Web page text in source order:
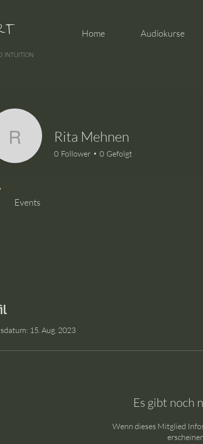
INTUITION
Home Audiokurse
15. Aug. 2023
Es gibt noch
Wenn dieses Mitglied
Rita Mehnen
Rita Mehnen
0 Follower 0 Gefolgt
Events